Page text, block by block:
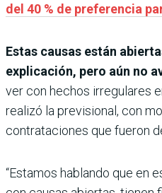
del 40 % de preferencia
Estas causas están
explicación, pero aún no
ver con hechos irregulares
realizó la previsional, con
contrataciones que fueron
“Estamos hablando que en